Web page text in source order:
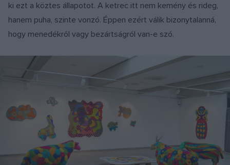
ki ezt a köztes állapotot. A ketrec itt nem kemény és rideg,
hanem puha, szinte vonzó. Éppen ezért válik bizonytalanná,
hogy menedékről vagy bezártságról van-e szó.